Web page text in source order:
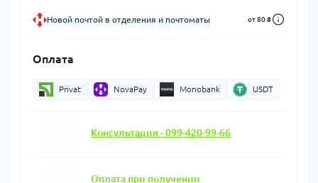
Новой почтой в отделения и почтоматы от 80 ₴
Оплата
Privat NovaPay Monobank USDT
Консультация - 099-420-99-66
Оплата при получении